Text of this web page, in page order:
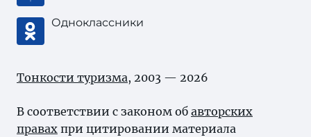
Одноклассники
Тонкости туризма, 2003 — 2026
В соответствии с законом об авторских
правах при цитировании материала